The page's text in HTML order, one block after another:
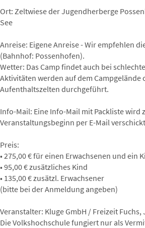
Ort: Zeltwiese der Jugendherberge
See
Anreise: Eigene Anreise - Wir empfehlen
(Bahnhof: Possenhofen).
Wetter: Das Camp findet auch bei
Aktivitäten werden auf dem Campgelände
Aufenthaltszelten durchgeführt.
Info-Mail: Eine Info-Mail mit Packliste wird
Veranstaltungsbeginn per E-Mail
Preis:
• 275,00 € für einen Erwachsenen und ein
• 95,00 € zusätzliches Kind
• 135,00 € zusätzl. Erwachsener
(bitte bei der Anmeldung angeben)
Veranstalter: Kluge GmbH / Freizeit
Die Volkshochschule fungiert nur als